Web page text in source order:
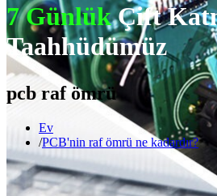
7 GünlükÇift
Taahhüdümüz
pcb raf ömrü
Ev
PCB'nin raf ömrü ne kadardır?